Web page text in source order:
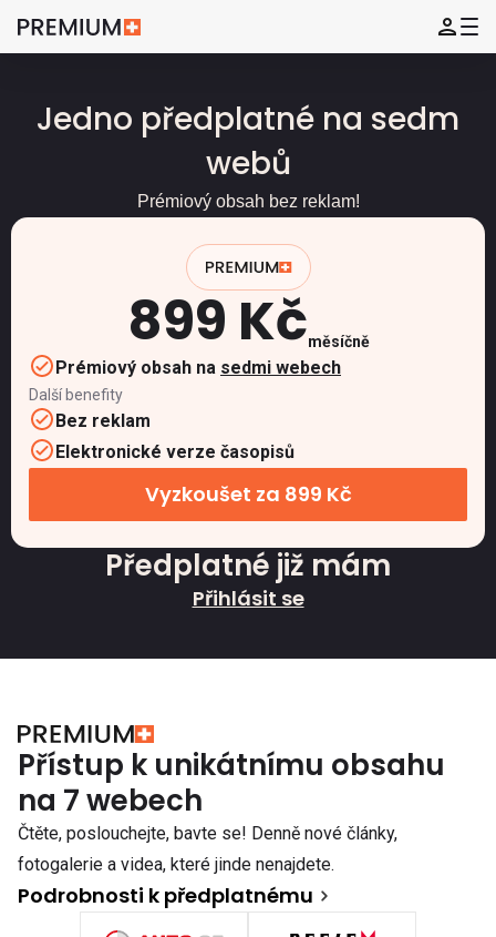
Jedno předplatné na sedm
webů
Prémiový obsah bez reklam!
899 Kčměsíčně
Prémiový obsah na sedmi webech
Další benefity
Bez reklam
Elektronické verze časopisů
Vyzkoušet za 899 Kč
Předplatné již mám
Přihlásit se
Přístup k unikátnímu obsahu
na 7 webech
Čtěte, poslouchejte, bavte se! Denně nové články,
fotogalerie a videa, které jinde nenajdete.
Podrobnosti k předplatnému